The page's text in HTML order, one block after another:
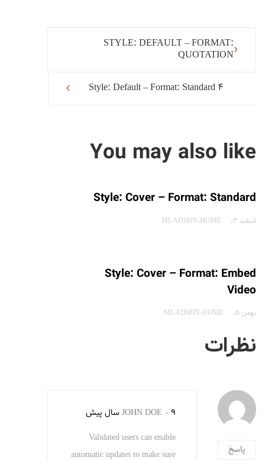
صقحه
مطلب
STYLE: DEFAULT – FORMAT:
QUOTATION
Style: Default – Format: Standard 4
You may also like
Style: Cover – Format: Standard
اسفند 3 MI-ADMIN-HOME
Style: Cover – Format: Embed
Video
بهمن 5 MI-ADMIN-HOME
نظرات
ا پاسخ
JOHN DOE 9 سال پیش
Validated users can enable
automatic updates to make sure